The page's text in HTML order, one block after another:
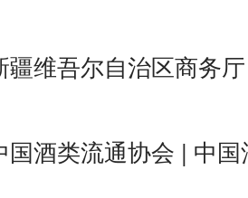
疆维吾尔自治区商务
国酒类流通协会 | 中